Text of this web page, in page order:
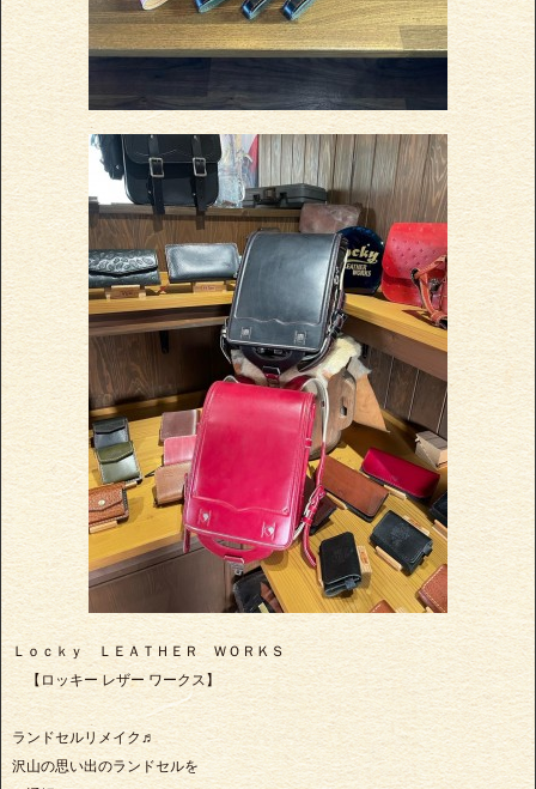
Ｌｏｃｋｙ ＬＥＡＴＨＥＲ ＷＯＲＫＳ
【ロッキー レザー ワークス】
ランドセルリメイク♬
沢山の思い出のランドセルを